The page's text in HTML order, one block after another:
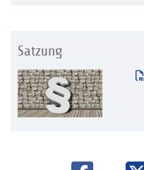
Satzung